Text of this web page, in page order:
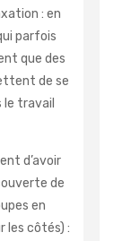
: en
parfois
que des
de se
travail
d’avoir
de
en
les côtés) :